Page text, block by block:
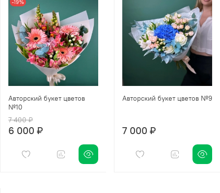
-19%
Авторский букет цветов
№10
7 400 ₽
6 000 ₽
Авторский букет цветов №9
7 000 ₽